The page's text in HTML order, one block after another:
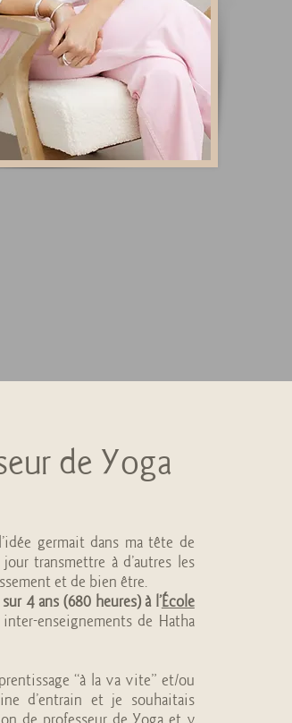
de Yoga
germait dans ma tête de
transmettre à d’autres les
et de bien être.
4 ans (680 heures) à l’École
enseignements de Hatha
“à la va vite” et/ou
d’entrain et je souhaitais